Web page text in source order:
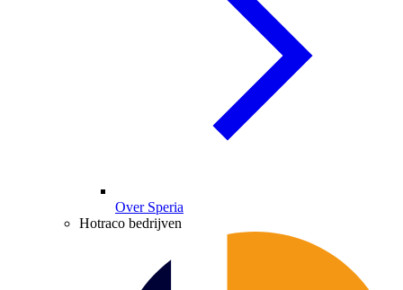
Over Speria
Hotraco bedrijven